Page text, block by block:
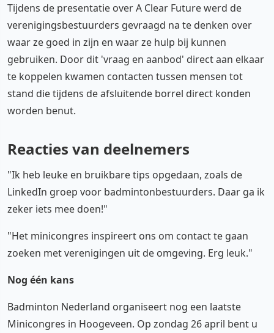
Tijdens de presentatie over A Clear Future werd de
verenigingsbestuurders gevraagd na te denken over
waar ze goed in zijn en waar ze hulp bij kunnen
gebruiken. Door dit 'vraag en aanbod' direct aan elkaar
te koppelen kwamen contacten tussen mensen tot
stand die tijdens de afsluitende borrel direct konden
worden benut.
Reacties van deelnemers
"Ik heb leuke en bruikbare tips opgedaan, zoals de
LinkedIn groep voor badmintonbestuurders. Daar ga ik
zeker iets mee doen!"
"Het minicongres inspireert ons om contact te gaan
zoeken met verenigingen uit de omgeving. Erg leuk."
Nog één kans
Badminton Nederland organiseert nog een laatste
Minicongres in Hoogeveen. Op zondag 26 april bent u